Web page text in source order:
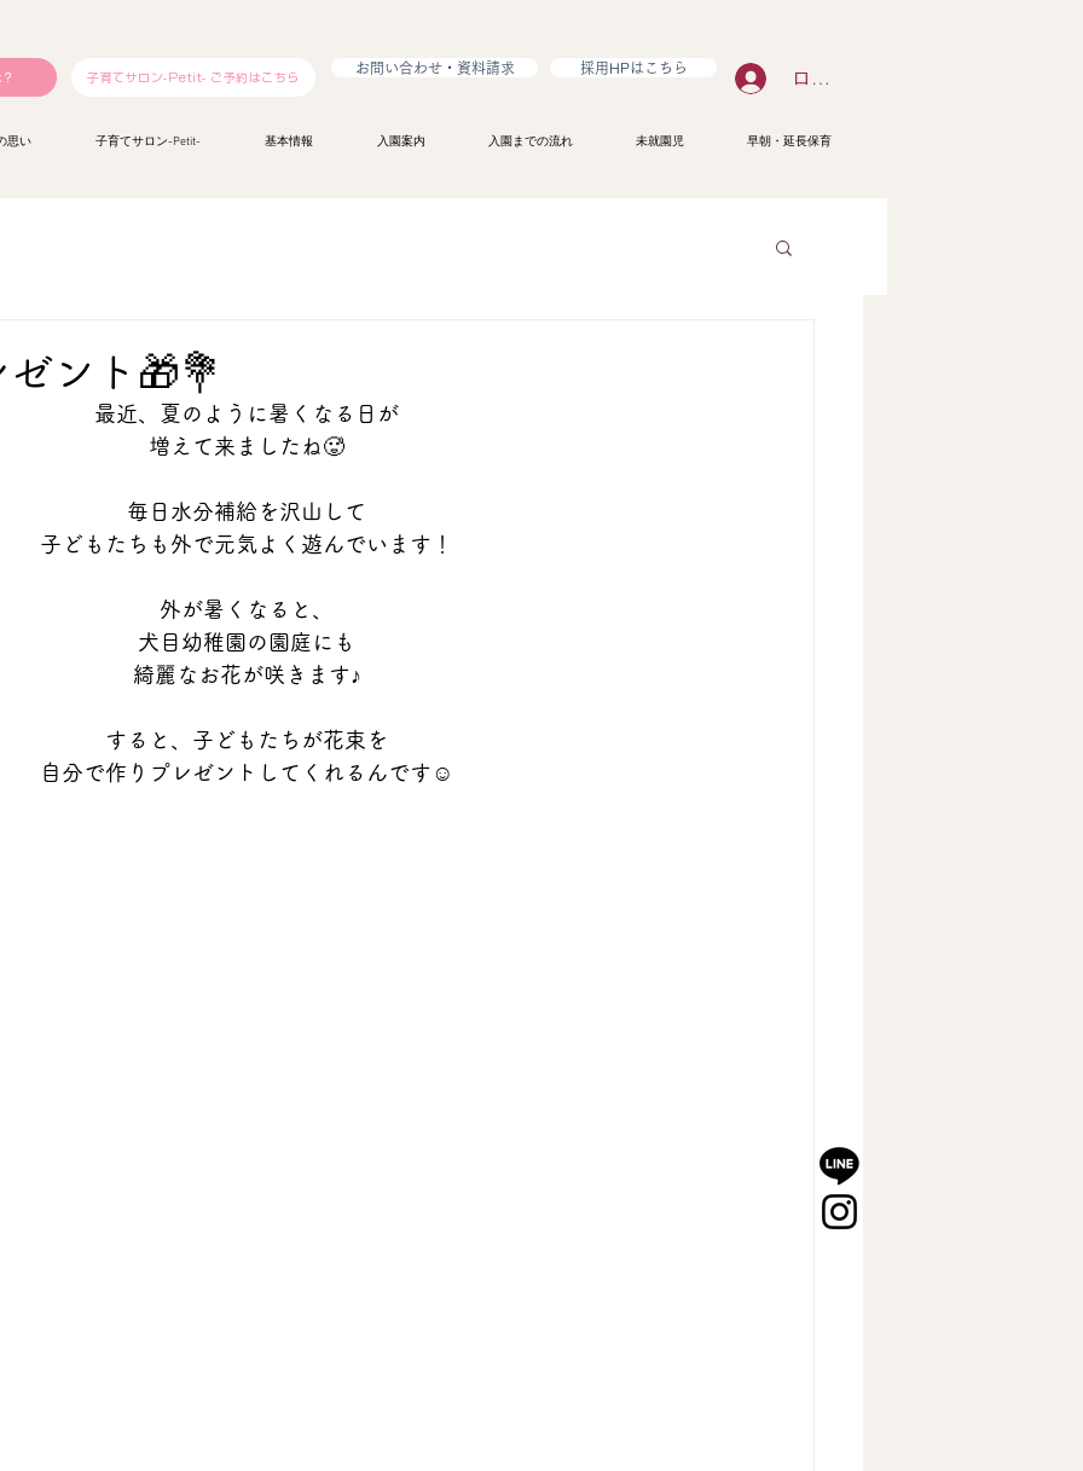
子育てサロン-Petit- ご予約はこちら
お問い合わせ・資料請求 採用HPはこちら ログイン
思い 子育てサロン-Petit- 基本情報 入園案内 入園までの流れ 未就園児 早朝・延長保育
ント🎁💐
最近、夏のように暑くなる日が
増えて来ましたね🥵
毎日水分補給を沢山して
子どもたちも外で元気よく遊んでいます！
外が暑くなると、
犬目幼稚園の園庭にも
綺麗なお花が咲きます♪
すると、子どもたちが花束を
自分で作りプレゼントしてくれるんです☺️